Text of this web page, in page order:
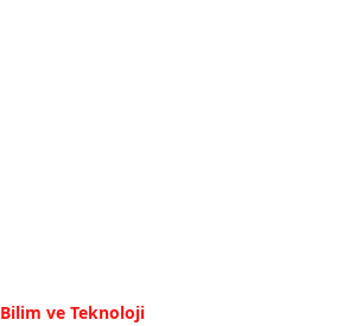
Bilim ve Teknoloji